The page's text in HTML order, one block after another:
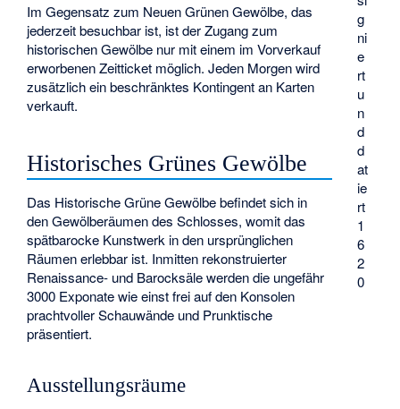
g
ni
e
rt
u
n
d
d
at
ie
rt
1
6
2
0
Im Gegensatz zum Neuen Grünen Gewölbe, das
jederzeit besuchbar ist, ist der Zugang zum
historischen Gewölbe nur mit einem im Vorverkauf
erworbenen Zeitticket möglich. Jeden Morgen wird
zusätzlich ein beschränktes Kontingent an Karten
verkauft.
Historisches Grünes Gewölbe
Das Historische Grüne Gewölbe befindet sich in
den Gewölberäumen des Schlosses, womit das
spätbarocke Kunstwerk in den ursprünglichen
Räumen erlebbar ist. Inmitten rekonstruierter
Renaissance- und Barocksäle werden die ungefähr
3000 Exponate wie einst frei auf den Konsolen
prachtvoller Schauwände und Prunktische
präsentiert.
Ausstellungsräume